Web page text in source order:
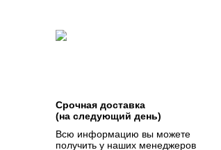
Срочная доставка
(на следующий день)
Всю информацию вы можете
получить у наших менеджеров